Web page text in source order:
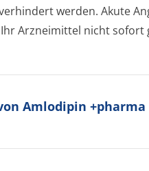
werden. Akute
Arzneimittel nicht sofort
Amlodipin